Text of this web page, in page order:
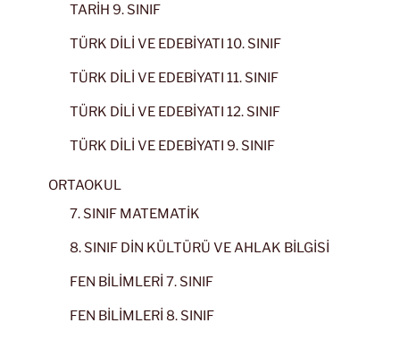
TARİH 9. SINIF
TÜRK DİLİ VE EDEBİYATI 10. SINIF
TÜRK DİLİ VE EDEBİYATI 11. SINIF
TÜRK DİLİ VE EDEBİYATI 12. SINIF
TÜRK DİLİ VE EDEBİYATI 9. SINIF
ORTAOKUL
7. SINIF MATEMATİK
8. SINIF DİN KÜLTÜRÜ VE AHLAK BİLGİSİ
FEN BİLİMLERİ 7. SINIF
FEN BİLİMLERİ 8. SINIF